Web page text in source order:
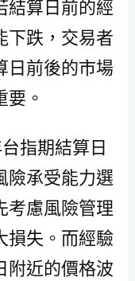
結算日前的經
下跌，交易者
日前後的市場
。
指期結算日
險承受能力選
考慮風險管理
損失。而經驗
附近的價格波